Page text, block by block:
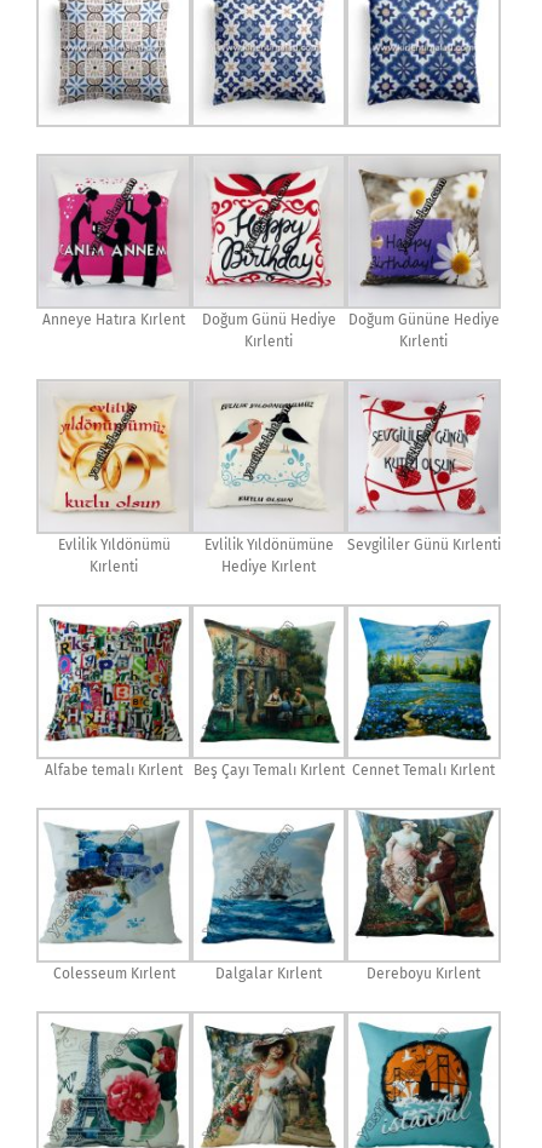
Anneye Hatıra Kırlent
Doğum Günü Hediye
Kırlenti
Doğum Gününe Hediye
Kırlenti
Evlilik Yıldönümü
Kırlenti
Evlilik Yıldönümüne
Hediye Kırlent
Sevgililer Günü Kırlenti
Alfabe temalı Kırlent Beş Çayı Temalı Kırlent Cennet Temalı Kırlent
Colesseum Kırlent Dalgalar Kırlent Dereboyu Kırlent